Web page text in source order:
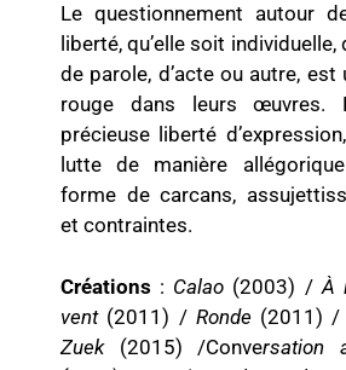
Le questionnement autour
liberté, qu’elle soit individuelle,
de parole, d’acte ou autre, est
rouge dans leurs œuvres.
précieuse liberté
lutte de manière
forme de carcans,
et contraintes.
Créations : Calao (2003) / À
vent(2011) / Ronde (2011) /
Zuek(2015) /Conversation